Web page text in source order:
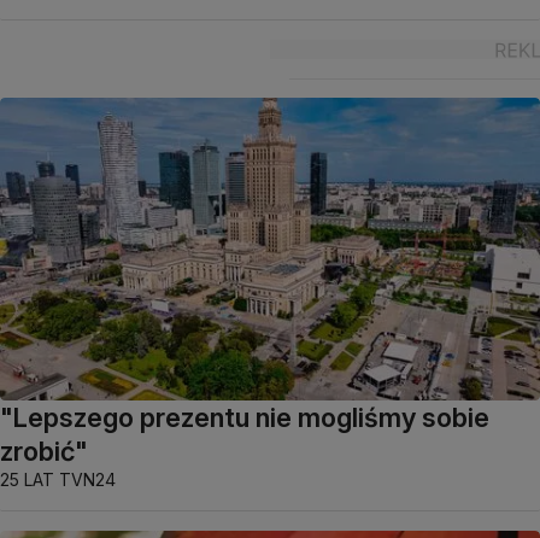
"Lepszego prezentu nie mogliśmy sobie
zrobić"
25 LAT TVN24